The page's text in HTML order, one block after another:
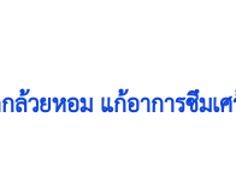
ล้วยหอม แก้อาการซึมเ